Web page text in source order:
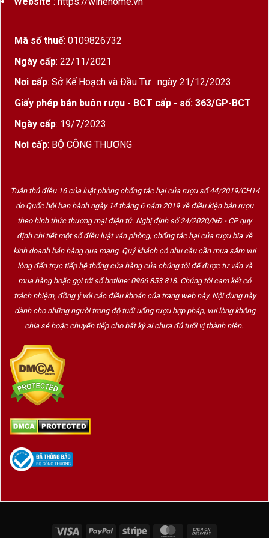
DƯ VỊ: Dư vị trái cây khô, gừng và vỏ cam.
Các loại Single Malt khác
Các loại Blended Scotch
Các loại rượu Cognac
Rượu làMacallanlà gì,Tìm hiểu rượu
Rượu Macallan
Rượu Macallan Là gì?
Rượu Macallan là loại rượu mạch nha đơn được
chưng cất hoàn toàn thủ công từ thùng ủ rượu
sherry bằng gỗ sồi châu Mỹ và châu Âu. Rượu
Macallan mang màu sắc tự nhiên với mùi hương
đậm đà, sâu lắng, đậm đà, phảng phất.
Rượu Macallan là thương hiệu nổi tiếng đến từ
Mã số thuế: 0109826732
Ngày cấp: 22/11/2021
Nơi cấp: Sở Kế Hoạch và Đầu Tư : ngày 21/12/2023
Giấy phép bán buôn rượu - BCT cấp - số: 363/GP-BCT
Ngày cấp: 19/7/2023
Nơi cấp: BỘ CÔNG THƯƠNG
Tuân thủ điều 16 của luật phòng chống tác hại của rượu số 44/2019/CH14
do Quốc hội ban hành ngày 14 tháng 6 năm 2019 về điều kiện bán rượu
theo hình thức thương mại điện tử. Nghị định số 24/2020/NĐ - CP quy
định chi tiết một số điều luật văn phòng, chống tác hại của rượu bia về
kinh doanh bán hàng qua mạng. Quý khách có nhu cầu cần mua sắm vui
lòng đến trực tiếp hệ thống cửa hàng của chúng tôi để được tư vấn và
mua hàng hoặc gọi tới số hotline: 0966 853 818. Chúng tôi cam kết có
trách nhiệm, đồng ý với các điều khoản của trang web này. Nội dung này
dành cho những người trong độ tuổi uống rượu hợp pháp, vui lòng không
chia sẻ hoặc chuyển tiếp cho bất kỳ ai chưa đủ tuổi vị thành niên.
Visa PayPal Stripe MasterCard